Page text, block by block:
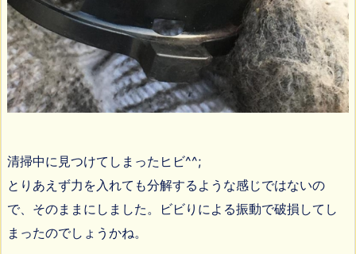
清掃中に見つけてしまったヒビ^^;
とりあえず力を入れても分解するような感じではないの
で、そのままにしました。ビビりによる振動で破損してし
まったのでしょうかね。